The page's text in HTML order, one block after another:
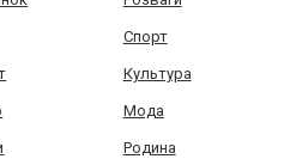
Спорт
Культура
Мода
Родина